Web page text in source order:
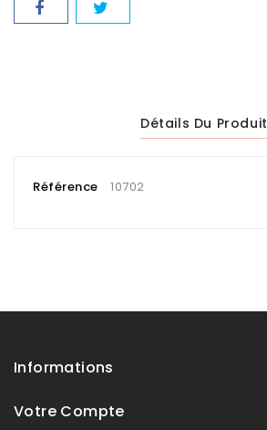
Détails Du Produit
Référence 10702
Informations
Votre Compte